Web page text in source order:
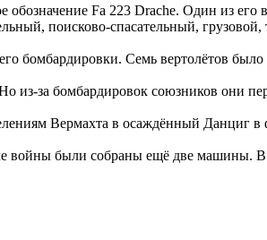
Fa 223 Drache. Один из его
поисково-спасательный,
бомбардировки. Семь вертолётов было
из-за бомбардировок союзников они
Вермахта в осаждённый Данциг в
войны были собраны ещё две машины.